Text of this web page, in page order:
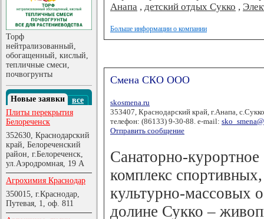
Торф
нейтрализованный,
обогащенный, кислый,
тепличные смеси,
почвогрунты
Новые заявки
все
Плиты перекрытия
Белореченск
352630, Краснодарский
край, Белореченский
район, г.Белореченск,
ул.Аэродромная, 19 А
Агрохимия Краснодар
350015, г.Краснодар,
Путевая, 1, оф. 811
Анапа , детский отдых Сукко ,
Больше информации о компании
Смена СКО ООО
skosmena.ru
353407, Краснодарский край, г.Анапа,
телефон: (86133) 9-30-88. e-mail:
Отправить сообщение
Санаторно-
комплекс
культурно-массовых
долине Сукко –